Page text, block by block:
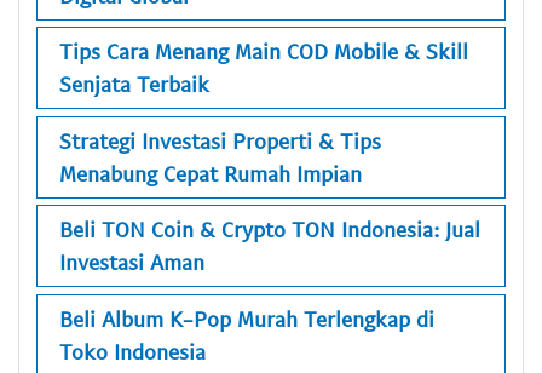
Tips Cara Menang Main COD Mobile & Skill
Senjata Terbaik
Strategi Investasi Properti & Tips
Menabung Cepat Rumah Impian
Beli TON Coin & Crypto TON Indonesia: Jual
Investasi Aman
Beli Album K-Pop Murah Terlengkap di
Toko Indonesia